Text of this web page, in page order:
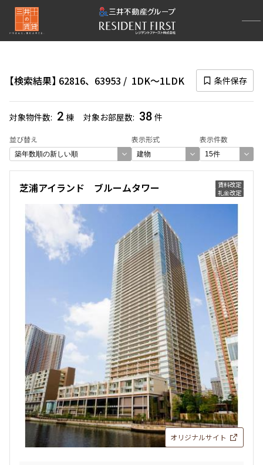
検索結果 62816、63953 1DK〜1LDK 条件保存
対象物件数 2 棟 対象お部屋数 38 件
並び替え 表示形式 表示件数
再検索ナビゲーション
賃料
〜
管理費/共益費含む
礼金なし
敷金なし
礼金１ヶ月以下
フリーレント付き
間取り
1R〜1K
1DK〜1LDK
3LDK
〜
築年数
指定なし
新築
1年以内
3年以内
5年以内
10年以内
15年以内
20年以内
25年以内
30年以内
賃料改定
礼金改定
芝浦アイランド ブルームタワー
オリジナルサイト